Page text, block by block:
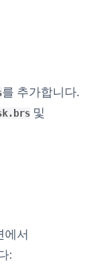
를 추가합니다.
및
에서
: